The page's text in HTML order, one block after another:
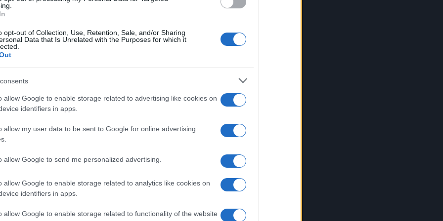
opt-out of Collection, Use, Retention, Sale, and/or Sharing
Data that Is Unrelated with the Purposes for which it
allow Google to enable storage related to advertising like cookies on
identifiers in apps.
allow my user data to be sent to Google for online advertising
allow Google to send me personalized advertising.
allow Google to enable storage related to analytics like cookies on
identifiers in apps.
allow Google to enable storage related to functionality of the website
violenza ai poliziotti. Cittadino italiano di 22 anni
oltraggio e lesioni a pubblico ufficiale. Una pattuglia
controlli nell’area antistante il monumento ha
dell’alto numero delle persone presenti in quel
Quando gli agenti del I Gruppo Centro ‘ex Trevi’
tentato di sottrarsi al controllo con una tale violenza
la frattura di una mano. Leggermente feriti anche altri
numerosi precedenti penali, tratto in arresto e
dell’Autorità Giudiziaria. Il giovane è ora in
questa mattina.
DARSI”
Successiva
violentati: un arresto